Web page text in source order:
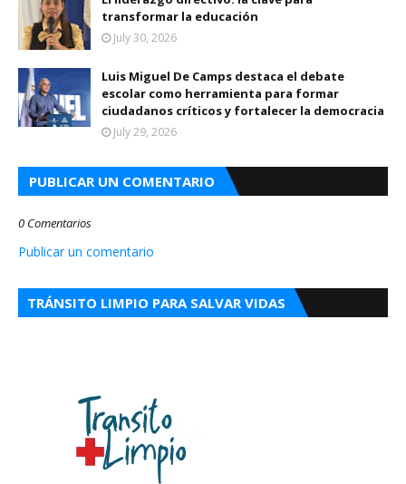
transformar la educación
July 30, 2026
Luis Miguel De Camps destaca el debate
escolar como herramienta para formar
ciudadanos críticos y fortalecer la democracia
July 29, 2026
PUBLICAR UN COMENTARIO
0 Comentarios
Publicar un comentario
TRÁNSITO LIMPIO PARA SALVAR VIDAS